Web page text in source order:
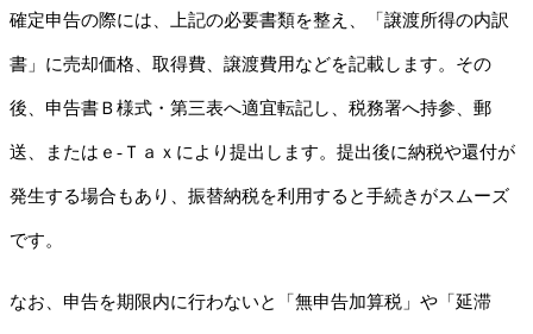
確定申告の際には、上記の必要書類を整え、「譲渡所得の内訳
書」に売却価格、取得費、譲渡費用などを記載します。その
後、申告書Ｂ様式・第三表へ適宜転記し、税務署へ持参、郵
送、またはｅ‐Ｔａｘにより提出します。提出後に納税や還付が
発生する場合もあり、振替納税を利用すると手続きがスムーズ
です。
なお、申告を期限内に行わないと「無申告加算税」や「延滞